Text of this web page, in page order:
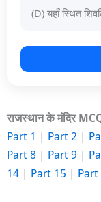
(D) यहाँ स्थित
राजस्थान के मंदिर
Part 1 | Part 2 |
Part 8 | Part 9 |
14 | Part 15 | Part